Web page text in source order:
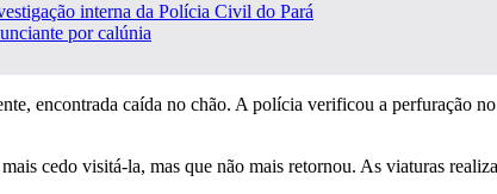
interna da Polícia Civil do Pará
por calúnia
encontrada caída no chão. A polícia verificou a perfuração
cedo visitá-la, mas que não mais retornou. As viaturas